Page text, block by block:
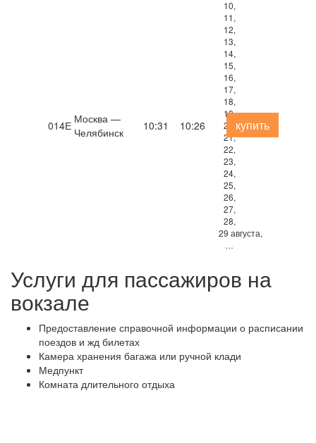
014Е Москва —
Челябинск
10:31 10:26
10,
11,
12,
13,
14,
15,
16,
17,
18,
19,
20,
21,
22,
23,
24,
25,
26,
27,
28,
29 августа,
…
купить
Услуги для пассажиров на
вокзале
Предоставление справочной информации о расписании
поездов и жд билетах
Камера хранения багажа или ручной клади
Медпункт
Комната длительного отдыха